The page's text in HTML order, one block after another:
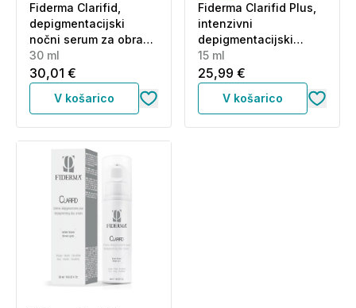
Fiderma Clarifid,
depigmentacijski
nočni serum za obraz
roke in dekolte (30 ml)
30 ml
30,01 €
V košarico
Fiderma Clarifid Plus,
intenzivni
depigmentacijski
serum za obraz, roke
in dekolte (15 ml)
15 ml
25,99 €
V košarico